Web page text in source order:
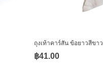
ถุงเท้าคาร์สัน ข้อยาวสีขาว
฿41.00